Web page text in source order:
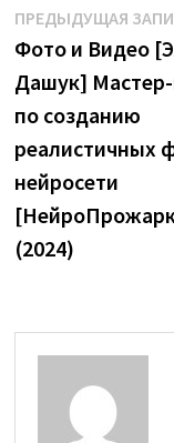
Навигация
по
записям
ПРЕДЫДУЩАЯ
Фото и Видео
Дашук] Мастер-
по созданию
реалистичных
нейросети
(2024)